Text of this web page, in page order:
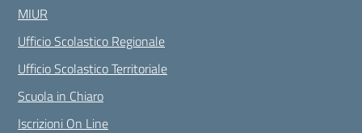
MIUR
Ufficio Scolastico Regionale
Ufficio Scolastico Territoriale
Scuola in Chiaro
Iscrizioni On Line